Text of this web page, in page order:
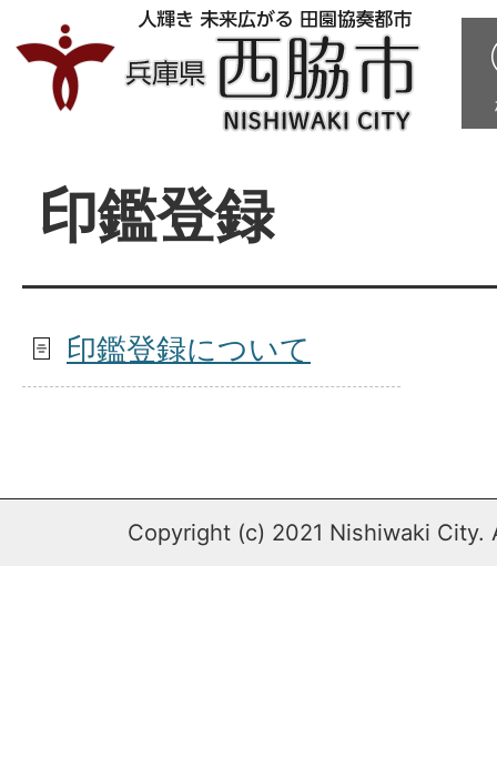
印鑑登録
印鑑登録について
Copyright (c) 2021 Nishiwaki City.